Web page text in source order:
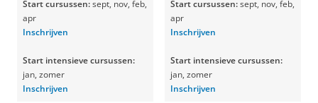
Start cursussen:sept, nov, feb,
apr
Inschrijven
Start intensieve cursussen:
jan, zomer
Inschrijven
Start cursussen:sept, nov, feb,
apr
Inschrijven
Start intensieve cursussen:
jan, zomer
Inschrijven